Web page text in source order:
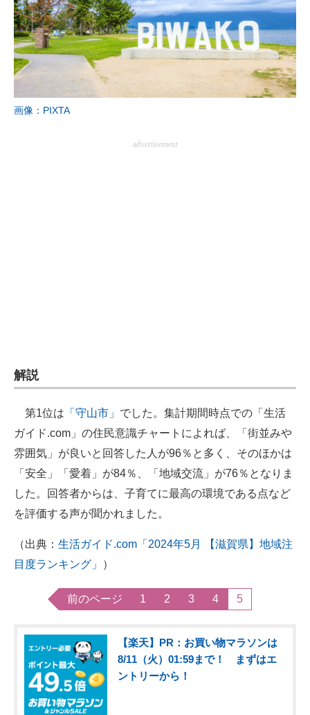
ビジネスと働き方のヒント
AI活用のいまが分かる
企業ITのトレンドを詳説
エネルギーの専門メディア
ちょっと気になるネットの話題
画像：PIXTA
advertisement
解説
第1位は 「守山市」 でした。集計期間時点での「生活
ガイド.com」の住民意識チャートによれば、「街並みや
雰囲気」が良いと回答した人が96％と多く、そのほかは
「安全」「愛着」が84％、「地域交流」が76％となりま
した。回答者からは、子育てに最高の環境である点など
を評価する声が聞かれました。
（出典： 生活ガイド.com「2024年5月 【滋賀県】地域注
目度ランキング」
）
前のページ 1 2 3 4 5
【楽天】PR：お買い物マラソンは
8/11（火）01:59まで！ まずはエ
ントリーから！